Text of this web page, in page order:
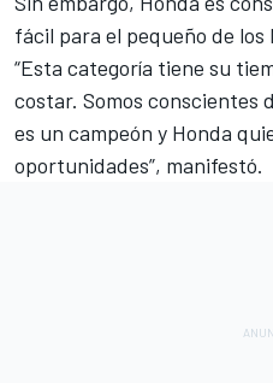
fácil para el pequeño de los
“Esta categoría tiene su
costar. Somos conscientes
es un campeón y Honda
oportunidades”, manifestó.